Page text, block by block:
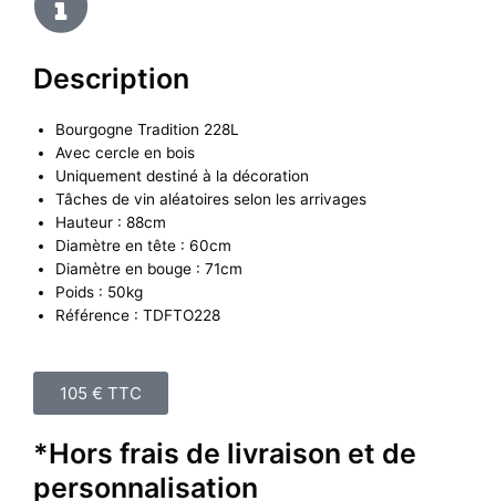
Description
Bourgogne Tradition 228L
Avec cercle en bois
Uniquement destiné à la décoration
Tâches de vin aléatoires selon les arrivages
Hauteur : 88cm
Diamètre en tête : 60cm
Diamètre en bouge : 71cm
Poids : 50kg
Référence : TDFTO228
105 € TTC
*Hors frais de livraison et de
personnalisation